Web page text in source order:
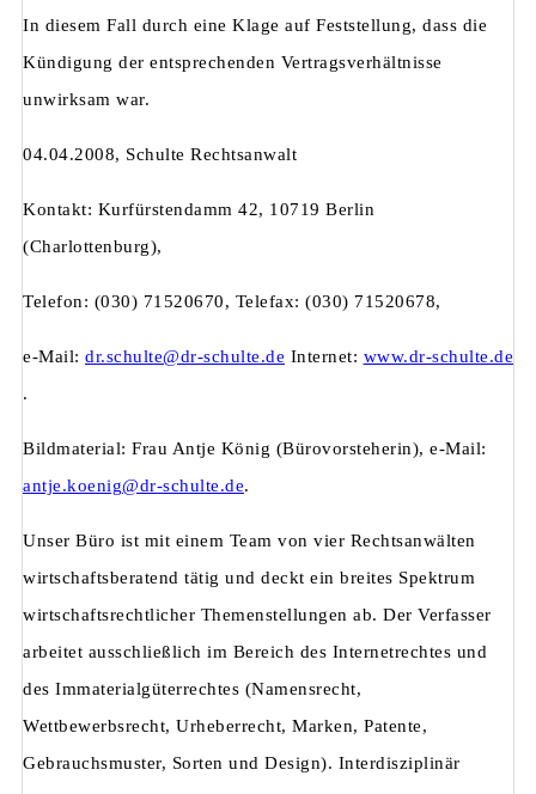
In diesem Fall durch eine Klage auf Feststellung, dass die
Kündigung der entsprechenden Vertragsverhältnisse
unwirksam war.
04.04.2008, Schulte Rechtsanwalt
Kontakt: Kurfürstendamm 42, 10719 Berlin
(Charlottenburg),
Telefon: (030) 71520670, Telefax: (030) 71520678,
e-Mail: dr.schulte@dr-schulte.de Internet: www.dr-schulte.de
.
Bildmaterial: Frau Antje König (Bürovorsteherin), e-Mail:
antje.koenig@dr-schulte.de.
Unser Büro ist mit einem Team von vier Rechtsanwälten
wirtschaftsberatend tätig und deckt ein breites Spektrum
wirtschaftsrechtlicher Themenstellungen ab. Der Verfasser
arbeitet ausschließlich im Bereich des Internetrechtes und
des Immaterialgüterrechtes (Namensrecht,
Wettbewerbsrecht, Urheberrecht, Marken, Patente,
Gebrauchsmuster, Sorten und Design). Interdisziplinär